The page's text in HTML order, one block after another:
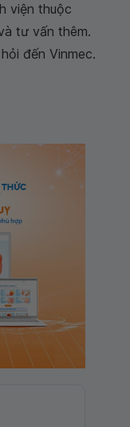
viện thuộc
tư vấn thêm.
đến Vinmec.